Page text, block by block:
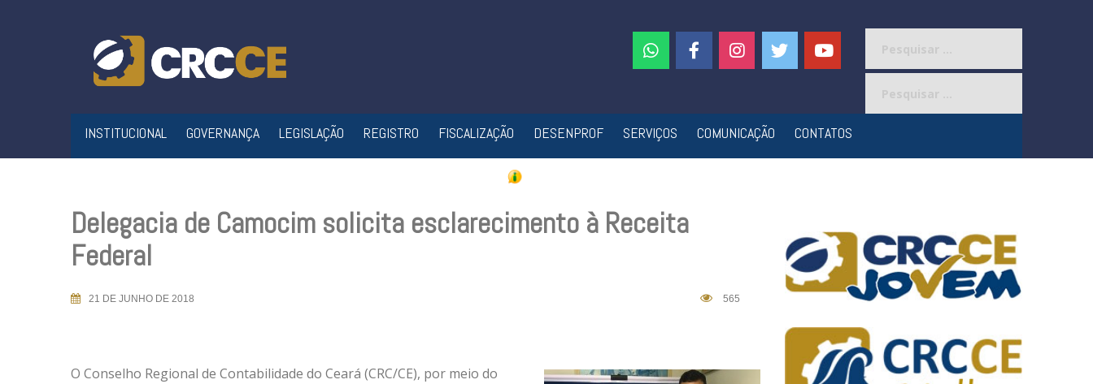
INSTITUCIONAL GOVERNANÇA LEGISLAÇÃO REGISTRO FISCALIZAÇÃO DESENPROF SERVIÇOS COMUNICAÇÃO CONTATOS
Delegacia de Camocim solicita esclarecimento à Receita
Federal
21 DE JUNHO DE 2018 565
O Conselho Regional de Contabilidade do Ceará (CRC/CE), por meio do